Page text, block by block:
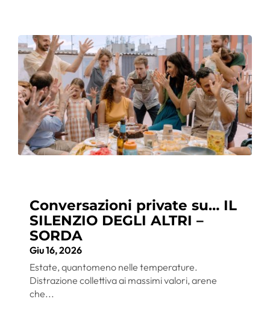
Conversazioni private su… IL
SILENZIO DEGLI ALTRI –
SORDA
Giu 16, 2026
Estate, quantomeno nelle temperature.
Distrazione collettiva ai massimi valori, arene
che...